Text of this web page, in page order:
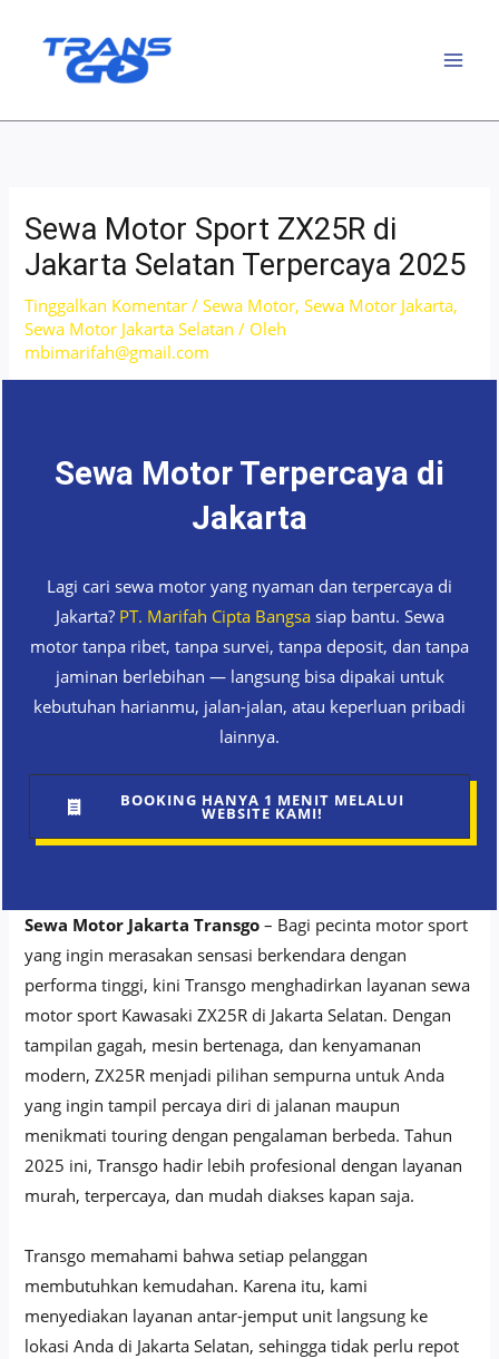
Sewa Motor Sport ZX25R di
Jakarta Selatan Terpercaya 2025
Tinggalkan Komentar /Sewa Motor,Sewa Motor Jakarta,
Sewa Motor Jakarta Selatan / Oleh
mbimarifah@gmail.com
Sewa Motor Terpercaya di
Jakarta
Lagi cari sewa motor yang nyaman dan terpercaya di
Jakarta? PT. Marifah Cipta Bangsasiap bantu. Sewa
motor tanpa ribet, tanpa survei, tanpa deposit, dan tanpa
jaminan berlebihan — langsung bisa dipakai untuk
kebutuhan harianmu, jalan-jalan, atau keperluan pribadi
lainnya.
BOOKING HANYA 1 MENIT MELALUI
WEBSITE KAMI!
Sewa Motor Jakarta Transgo– Bagi pecinta motor sport
yang ingin merasakan sensasi berkendara dengan
performa tinggi, kini Transgo menghadirkan layanan sewa
motor sport Kawasaki ZX25R di Jakarta Selatan. Dengan
tampilan gagah, mesin bertenaga, dan kenyamanan
modern, ZX25R menjadi pilihan sempurna untuk Anda
yang ingin tampil percaya diri di jalanan maupun
menikmati touring dengan pengalaman berbeda. Tahun
2025 ini, Transgo hadir lebih profesional dengan layanan
murah, terpercaya, dan mudah diakses kapan saja.
Transgo memahami bahwa setiap pelanggan
membutuhkan kemudahan. Karena itu, kami
menyediakan layanan antar-jemput unit langsung ke
lokasi Anda di Jakarta Selatan, sehingga tidak perlu repot